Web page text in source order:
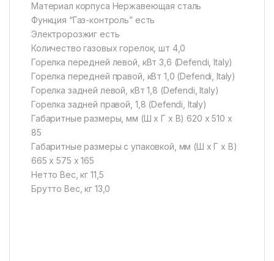
Материал корпуса Нержавеющая сталь
Функция “Газ-контроль” есть
Электророзжиг есть
Количество газовых горелок, шт 4,0
Горелка передней левой, кВт 3,6 (Defendi, Italy)
Горелка передней правой, кВт 1,0 (Defendi, Italy)
Горелка задней левой, кВт 1,8 (Defendi, Italy)
Горелка задней правой, 1,8 (Defendi, Italy)
Габаритные размеры, мм (Ш х Г х В) 620 х 510 х
85
Габаритные размеры с упаковкой, мм (Ш х Г х В)
665 х 575 х 165
Нетто Вес, кг 11,5
Брутто Вес, кг 13,0